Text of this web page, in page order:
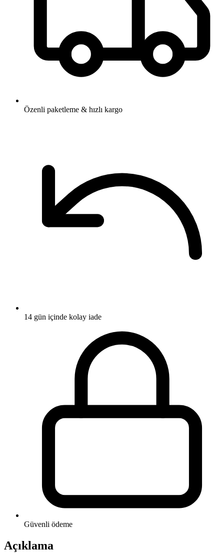
Özenli paketleme & hızlı kargo
14 gün içinde kolay iade
Güvenli ödeme
Açıklama